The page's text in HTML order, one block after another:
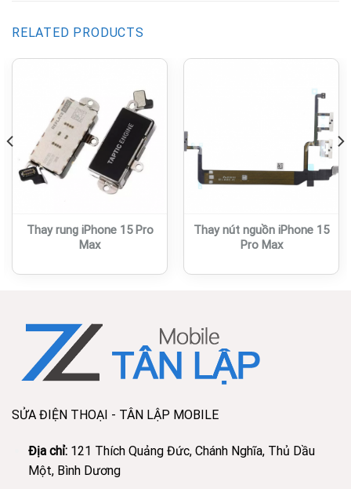
RELATED PRODUCTS
Thay rung iPhone 15 Pro
Max
Thay nút nguồn iPhone 15
Pro Max
SỬA ĐIỆN THOẠI - TÂN LẬP MOBILE
Địa chỉ: 121 Thích Quảng Đức, Chánh Nghĩa, Thủ Dầu
Một, Bình Dương